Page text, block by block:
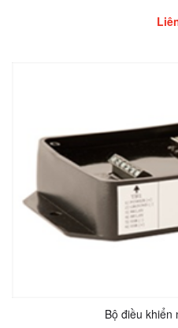
Bộ điều khiển